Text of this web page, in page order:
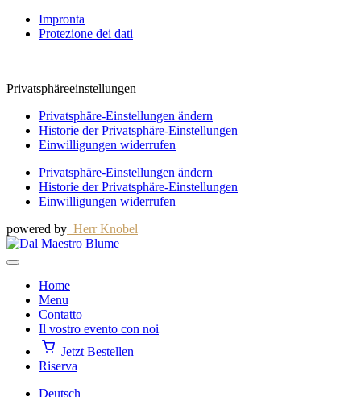
Impronta
Protezione dei dati
Privatsphäreeinstellungen
Privatsphäre-Einstellungen ändern
Historie der Privatsphäre-Einstellungen
Einwilligungen widerrufen
Privatsphäre-Einstellungen ändern
Historie der Privatsphäre-Einstellungen
Einwilligungen widerrufen
powered by Herr Knobel
Home
Menu
Contatto
Il vostro evento con noi
Jetzt Bestellen
Riserva
Deutsch